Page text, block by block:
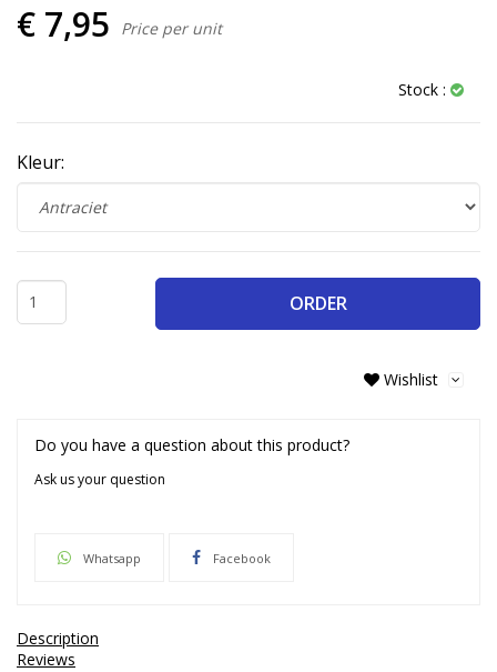
€ 7,95 Price per unit
Stock :
Kleur:
ORDER
Wishlist
Do you have a question about this product?
Ask us your question
Whatsapp Facebook
Description
Reviews